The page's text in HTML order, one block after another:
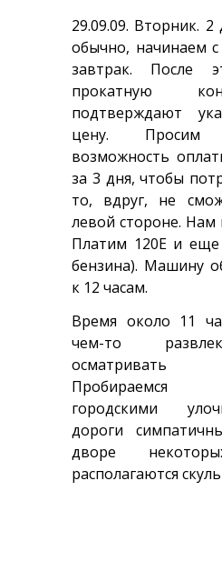
29.09.09. Вторник.
обычно, начинаем с
завтрак. После
прокатную
подтверждают
цену.
возможность
за 3 дня, чтобы
то, вдруг, не
левой стороне. Нам
Платим 120Е и еще
бензина). Машину
к 12 часам.
Время около 11
чем-то
осматривать
Пробираемся
городскими
дороги
дворе
располагаются